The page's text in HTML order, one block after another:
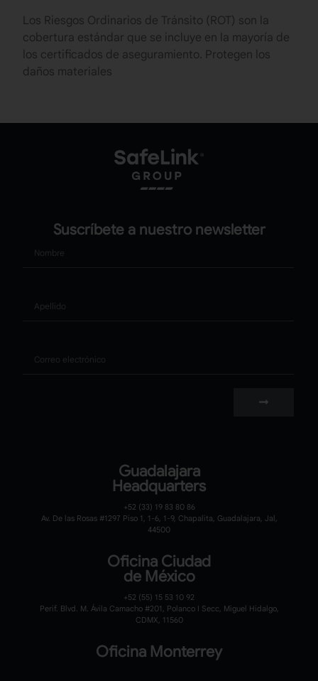
Los Riesgos Ordinarios de Tránsito (ROT) son la
cobertura estándar que se incluye en la mayoría de
los certificados de aseguramiento. Protegen los
daños materiales
Suscríbete a nuestro newsletter
Nombre
Guadalajara
Headquarters
+52 (33) 19 83 80 86
Av. De las Rosas #1297 Piso 1, 1-6, 1-9, Chapalita, Guadalajara, Jal,
44500
Oficina Ciudad
de México
+52 (55) 15 53 10 92
Perif. Blvd. M. Ávila Camacho #201, Polanco I Secc, Miguel Hidalgo,
CDMX, 11560
Oficina Monterrey